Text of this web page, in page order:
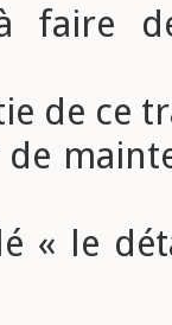
de ce
« le